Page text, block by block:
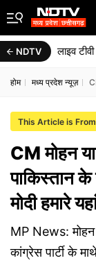
NDTV लाइव टीवी
होम मध्य प्रदेश न्यूज़
This Article is
CM मोहन
पाकिस्तान
मोदी हमारे
MP News: मोहन
कांग्रेस पार्टी के